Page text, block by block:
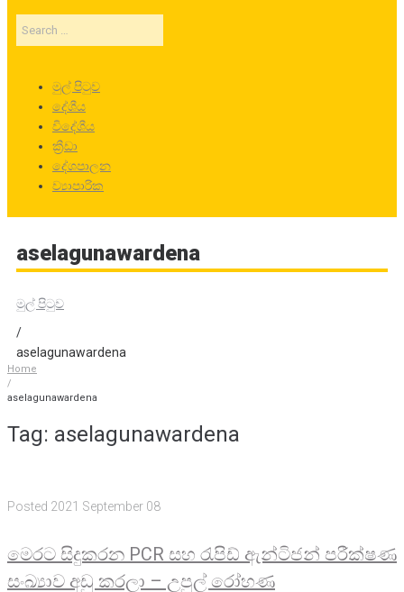
Search
…
මුල් පිටුව
දේශීය
විදේශීය
ක්‍රීඩා
දේශපාලන
ව්‍යාපාරික
aselagunawardena
මුල් පිටුව
/
aselagunawardena
Home
/
aselagunawardena
Tag: aselagunawardena
Posted 2021 September 08
මෙරට සිදුකරන PCR සහ රැපිඩ් ඇන්ටිජන් පරීක්ෂණ
සංඛ්‍යාව අඩු කරලා – උපුල් රෝහණ